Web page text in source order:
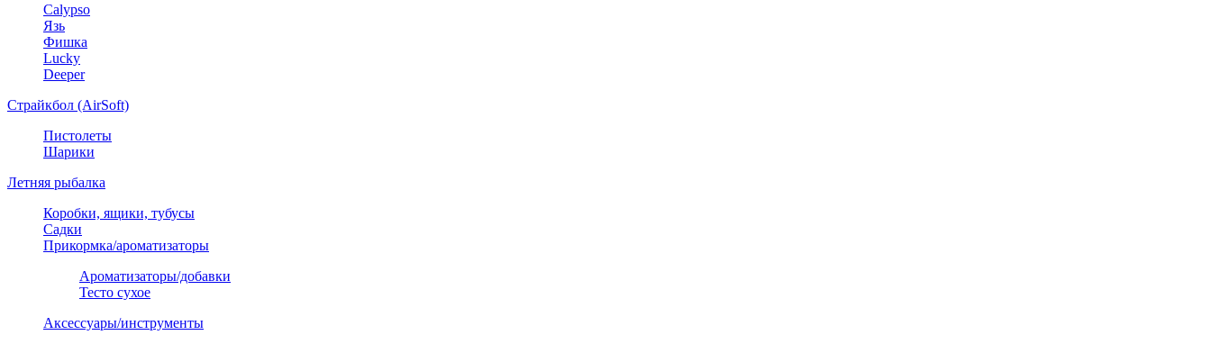
Calypso
Язь
Фишка
Lucky
Deeper
Страйкбол (AirSoft)
Пистолеты
Шарики
Летняя рыбалка
Коробки, ящики, тубусы
Садки
Прикормка/ароматизаторы
Ароматизаторы/добавки
Тесто сухое
Аксессуары/инструменты